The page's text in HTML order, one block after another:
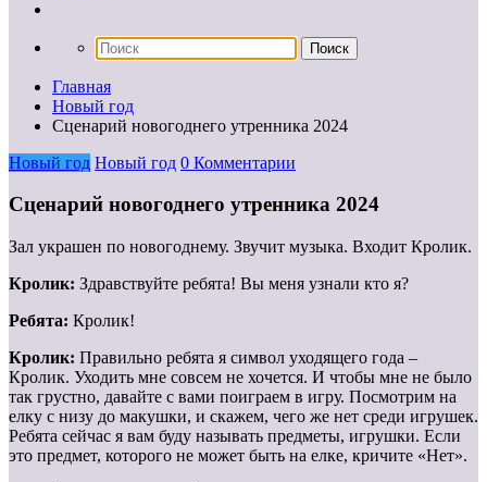
Главная
Новый год
Сценарий новогоднего утренника 2024
Новый год Новый год 0 Комментарии
Сценарий новогоднего утренника 2024
Зал украшен по новогоднему. Звучит музыка. Входит Кролик.
Кролик: Здравствуйте ребята! Вы меня узнали кто я?
Ребята: Кролик!
Кролик: Правильно ребята я символ уходящего года –
Кролик. Уходить мне совсем не хочется. И чтобы мне не было
так грустно, давайте с вами поиграем в игру. Посмотрим на
елку с низу до макушки, и скажем, чего же нет среди игрушек.
Ребята сейчас я вам буду называть предметы, игрушки. Если
это предмет, которого не может быть на елке, кричите «Нет».